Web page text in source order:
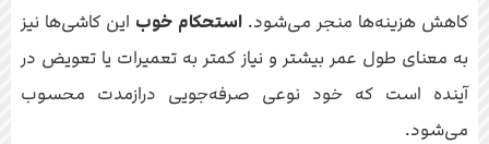
کاهش هزینه‌ها منجر می‌شود. استحکام خوب این کاشی‌ها نیز
به معنای طول عمر بیشتر و نیاز کمتر به تعمیرات یا تعویض در
آینده است که خود نوعی صرفه‌جویی درازمدت محسوب
می‌شود.